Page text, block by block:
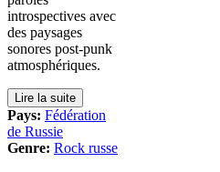
introspectives avec
des paysages
sonores post-punk
atmosphériques.
Lire la suite
Pays: Fédération
de Russie
Genre: Rock russe